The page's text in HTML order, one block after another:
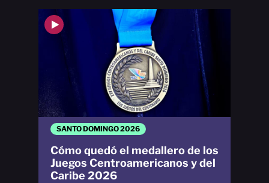
SANTO DOMINGO 2026
Cómo quedó el medallero de los
Juegos Centroamericanos y del
Caribe 2026